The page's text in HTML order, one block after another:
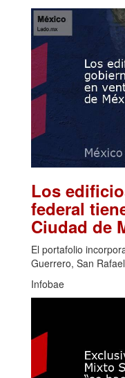
Los
federal
Ciudad de
El portafolio
Guerrero, San
Infobae